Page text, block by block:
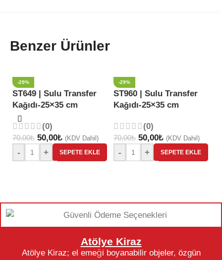
Benzer Ürünler
-29%
ST649 | Sulu Transfer
Kağıdı-25×35 cm
(0)
70,00₺ 50,00₺ (KDV Dahil)
- + SEPETE EKLE
-29%
ST960 | Sulu Transfer
Kağıdı-25×35 cm
(0)
70,00₺ 50,00₺ (KDV Dahil)
- + SEPETE EKLE
Atölye Kiraz
Atölye Kiraz; el emeği boyanabilir objeler, özgün